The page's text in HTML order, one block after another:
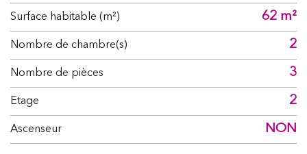
Surface habitable (m²) 62 m²
Nombre de chambre(s) 2
Nombre de pièces 3
Etage 2
Ascenseur NON